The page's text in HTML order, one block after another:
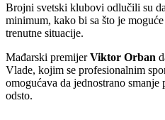
Brojni svetski klubovi odlučili su
minimum, kako bi sa što je
trenutne situacije.
Mađarski premijerViktor Orban
Vlade, kojim se profesionalnim
omogućava da jednostrano
odsto.